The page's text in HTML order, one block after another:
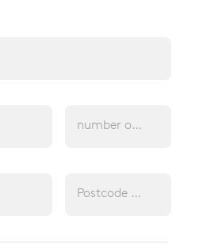
number of employees
Postcode (opt.)